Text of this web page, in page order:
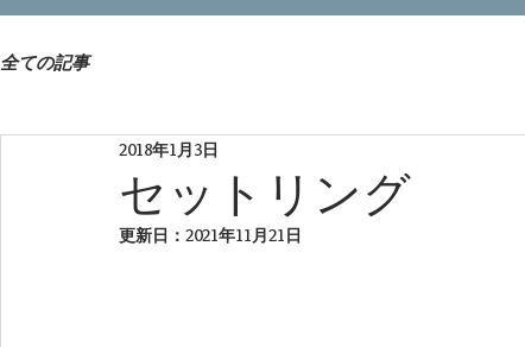
全ての記事
セットリング
2018年1月3日
更新日： 2021年11月21日